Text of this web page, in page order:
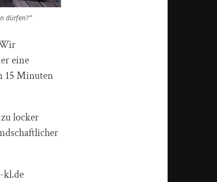
dürfen?“
eine
15 Minuten
locker
kl.de